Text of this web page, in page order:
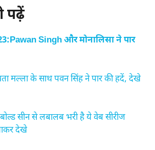
पढ़ें
Singh और मोनालिसा ने पार
मल्ला के साथ पवन सिंह ने पार की हदें, देखे
सीन से लबालब भरी है ये वेब सीरीज
देखे